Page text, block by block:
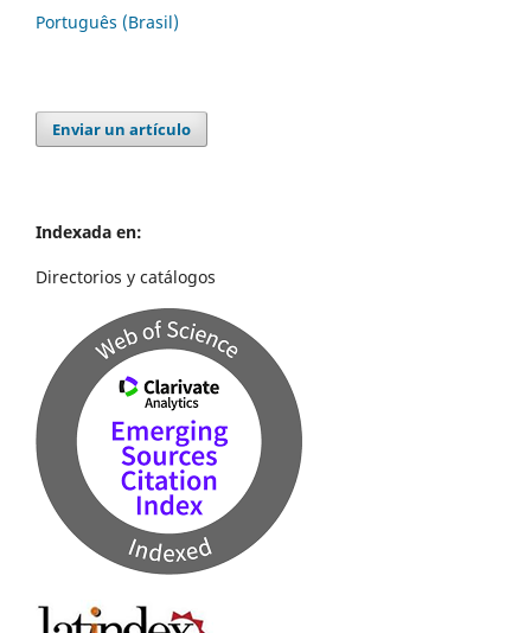
Português (Brasil)
Enviar un artículo
Indexada en:
Directorios y catálogos